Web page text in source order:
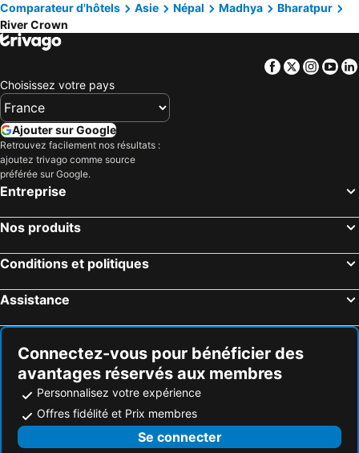
Comparateur d'hôtels
Asie Népal Madhya
Bharatpur
River Crown
Facebook
Twitter
Choisissez votre pays
Ajouter sur Google
Retrouvez facilement nos résultats :
ajoutez trivago comme source
préférée sur Google.
Entreprise
Nos produits
Conditions et politiques
Assistance
Connectez-vous pour bénéficier des
avantages réservés aux membres
Personnalisez votre expérience
Offres fidélité et Prix membres
Se connecter